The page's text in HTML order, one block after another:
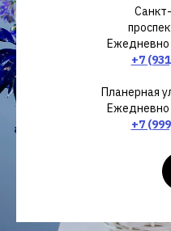
Ежедневно
+7
Планерная
Ежедневно
+7